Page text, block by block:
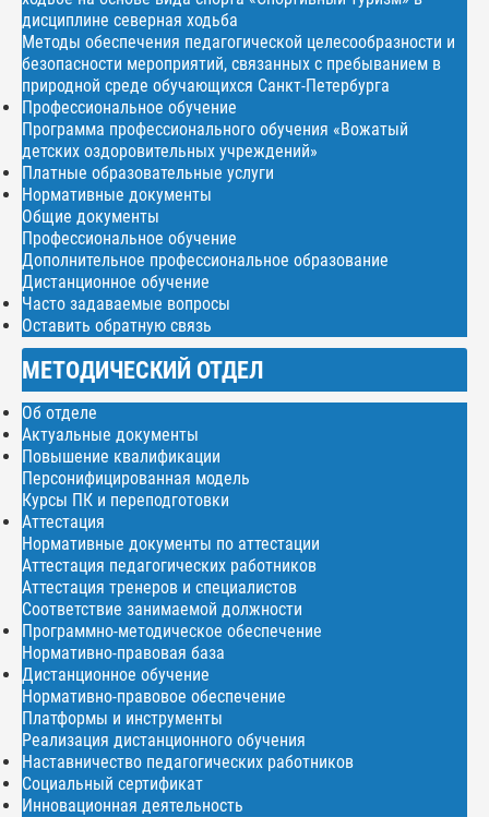
дисциплине северная ходьба
Методы обеспечения педагогической целесообразности и
безопасности мероприятий, связанных с пребыванием в
природной среде обучающихся Санкт-Петербурга
Профессиональное обучение
Программа профессионального обучения «Вожатый
детских оздоровительных учреждений»
Платные образовательные услуги
Нормативные документы
Общие документы
Профессиональное обучение
Дополнительное профессиональное образование
Дистанционное обучение
Часто задаваемые вопросы
Оставить обратную связь
МЕТОДИЧЕСКИЙ ОТДЕЛ
Об отделе
Актуальные документы
Повышение квалификации
Персонифицированная модель
Курсы ПК и переподготовки
Аттестация
Нормативные документы по аттестации
Аттестация педагогических работников
Аттестация тренеров и специалистов
Соответствие занимаемой должности
Программно-методическое обеспечение
Нормативно-правовая база
Дистанционное обучение
Нормативно-правовое обеспечение
Платформы и инструменты
Реализация дистанционного обучения
Наставничество педагогических работников
Социальный сертификат
Инновационная деятельность